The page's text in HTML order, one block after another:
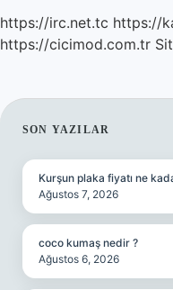
https://irc.net.tc https://
https://cicimod.com.tr
SIDEBAR
SON YAZILAR
Kurşun plaka fiyatı ne
Ağustos 7, 2026
coco kumaş nedir ?
Ağustos 6, 2026